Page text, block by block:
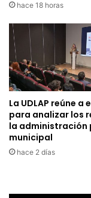
hace 18 horas
La UDLAP reúne a
para analizar los
la administración
municipal
hace 2 días